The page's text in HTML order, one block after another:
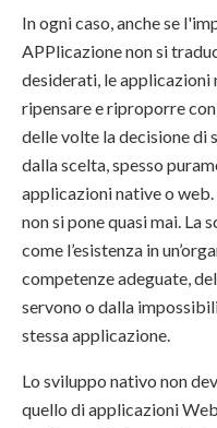
In ogni caso, anche se
APPlicazione non si
desiderati, le applicazioni
ripensare e riproporre
delle volte la decisione di
dalla scelta, spesso
applicazioni native o
non si pone quasi mai.
come l’esistenza in
competenze adeguate,
servono o dalla
stessa applicazione.
Lo sviluppo nativo non
quello di applicazioni